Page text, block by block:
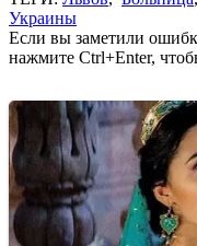
Украины
Если вы заметили
нажмите Ctrl+Enter,